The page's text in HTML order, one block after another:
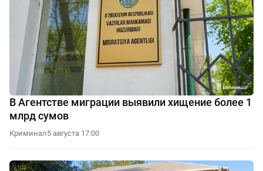
В Агентстве миграции выявили хищение более 1
млрд сумов
Криминал5 августа 17:00